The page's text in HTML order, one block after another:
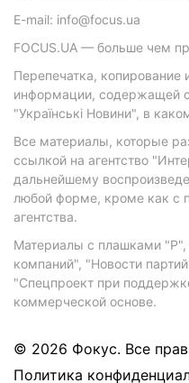
E-mail: info@focus.ua
FOCUS.UA — больше чем
Перепечатка, копирование
информации, содержащей
"Українські Новини", в
Все материалы, которые
ссылкой на агентство
дальнейшему
любой форме, кроме как с
агентства.
Материалы с плашками "Р",
компаний", "Новости
"Спецпроект при
коммерческой основе.
© 2026 Фокус. Все
Политика